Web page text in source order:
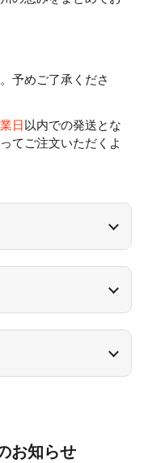
予めご了承くださ
日以内での発送とな
てご注文いただくよ
お知らせ